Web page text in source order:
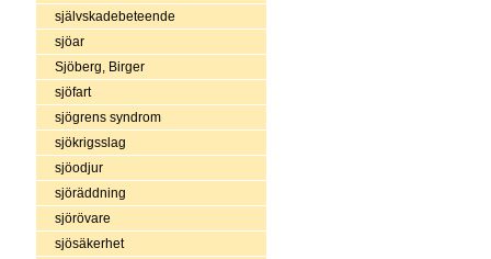
självskadebeteende
sjöar
Sjöberg, Birger
sjöfart
sjögrens syndrom
sjökrigsslag
sjöodjur
sjöräddning
sjörövare
sjösäkerhet